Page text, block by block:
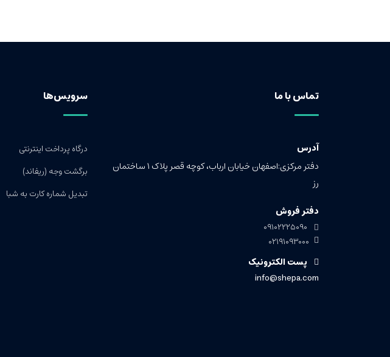
تماس با ما
آدرس
دفتر مرکزی:اصفهان خیابان ارباب، کوچه قصر پلاک ۱ ساختمان
رز
دفتر فروش
۰۲۱۹۱۰۹۳۰۰۰
پست الکترونیک
info@shepa.com
سرویس‌ها
درگاه پرداخت اینترنتی
برگشت وجه (ریفاند)
تبدیل شماره کارت به شبا